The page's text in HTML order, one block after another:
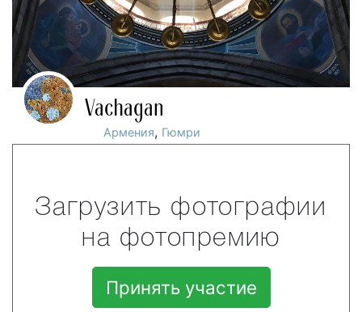
Vachagan
Армения, Гюмри
Загрузить фотографии
на фотопремию
Принять участие